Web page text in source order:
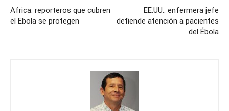
Africa: reporteros que cubren
el Ebola se protegen
EE.UU.: enfermera jefe
defiende atención a pacientes
del Ébola